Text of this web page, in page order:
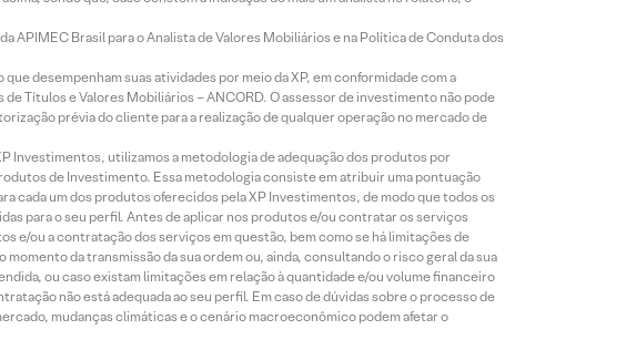
APIMEC Brasil para o Analista de Valores Mobiliários e na Política de Conduta dos
desempenham suas atividades por meio da XP, em conformidade com a
Títulos e Valores Mobiliários – ANCORD. O assessor de investimento não pode
prévia do cliente para a realização de qualquer operação no mercado de
Investimentos, utilizamos a metodologia de adequação dos produtos por
de Investimento. Essa metodologia consiste em atribuir uma pontuação
cada um dos produtos oferecidos pela XP Investimentos, de modo que todos os
para o seu perfil. Antes de aplicar nos produtos e/ou contratar os serviços
e/ou a contratação dos serviços em questão, bem como se há limitações de
da transmissão da sua ordem ou, ainda, consultando o risco geral da sua
ou caso existam limitações em relação à quantidade e/ou volume financeiro
não está adequada ao seu perfil. Em caso de dúvidas sobre o processo de
mudanças climáticas e o cenário macroeconômico podem afetar o